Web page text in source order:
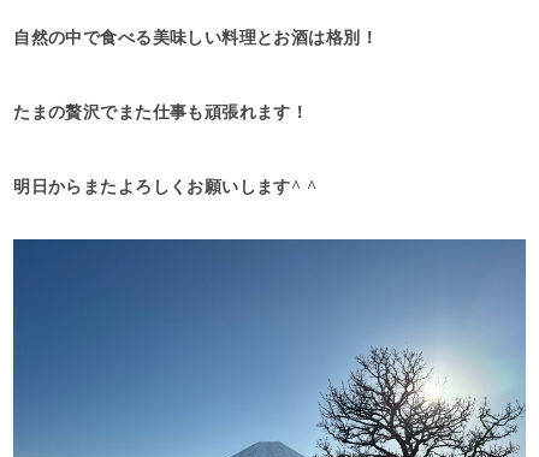
自然の中で食べる美味しい料理とお酒は格別！
たまの贅沢でまた仕事も頑張れます！
明日からまたよろしくお願いします^ ^